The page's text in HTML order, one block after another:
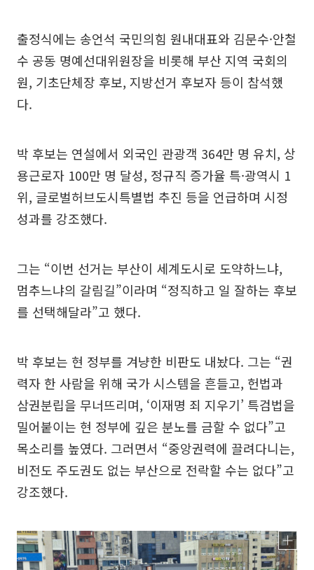
출정식에는 송언석 국민의힘 원내대표와 김문수·안철
수 공동 명예선대위원장을 비롯해 부산 지역 국회의
원, 기초단체장 후보, 지방선거 후보자 등이 참석했
다.
박 후보는 연설에서 외국인 관광객 364만 명 유치, 상
용근로자 100만 명 달성, 정규직 증가율 특·광역시 1
위, 글로벌허브도시특별법 추진 등을 언급하며 시정
성과를 강조했다.
그는 “이번 선거는 부산이 세계도시로 도약하느냐,
멈추느냐의 갈림길”이라며 “정직하고 일 잘하는 후보
를 선택해달라”고 했다.
박 후보는 현 정부를 겨냥한 비판도 내놨다. 그는 “권
력자 한 사람을 위해 국가 시스템을 흔들고, 헌법과
삼권분립을 무너뜨리며, ‘이재명 죄 지우기’ 특검법을
밀어붙이는 현 정부에 깊은 분노를 금할 수 없다”고
목소리를 높였다. 그러면서 “중앙권력에 끌려다니는,
비전도 주도권도 없는 부산으로 전락할 수는 없다”고
강조했다.